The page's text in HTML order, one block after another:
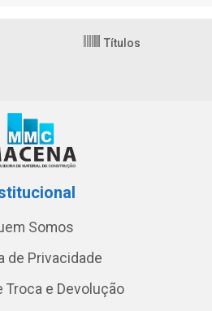
Títulos
Somos
de Privacidade
Troca e Devolução